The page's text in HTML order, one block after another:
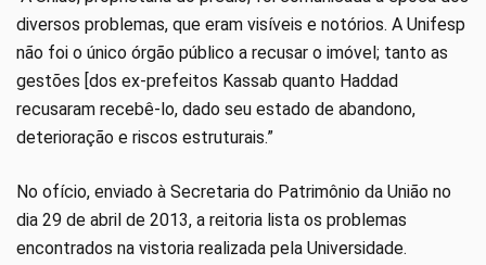
diversos problemas, que eram visíveis e notórios. A Unifesp
não foi o único órgão público a recusar o imóvel; tanto as
gestões [dos ex-prefeitos Kassab quanto Haddad
recusaram recebê-lo, dado seu estado de abandono,
deterioração e riscos estruturais.”
No ofício, enviado à Secretaria do Patrimônio da União no
dia 29 de abril de 2013, a reitoria lista os problemas
encontrados na vistoria realizada pela Universidade.